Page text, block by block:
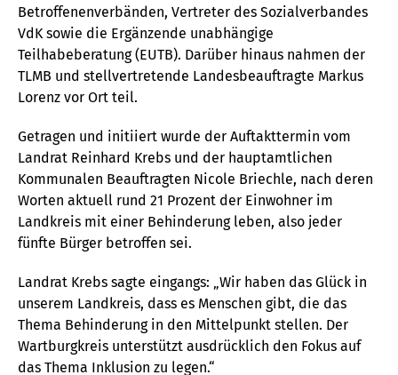
Betroffenenverbänden, Vertreter des Sozialverbandes
VdK sowie die Ergänzende unabhängige
Teilhabeberatung (EUTB). Darüber hinaus nahmen der
TLMB und stellvertretende Landesbeauftragte Markus
Lorenz vor Ort teil.
Getragen und initiiert wurde der Auftakttermin vom
Landrat Reinhard Krebs und der hauptamtlichen
Kommunalen Beauftragten Nicole Briechle, nach deren
Worten aktuell rund 21 Prozent der Einwohner im
Landkreis mit einer Behinderung leben, also jeder
fünfte Bürger betroffen sei.
Landrat Krebs sagte eingangs: „Wir haben das Glück in
unserem Landkreis, dass es Menschen gibt, die das
Thema Behinderung in den Mittelpunkt stellen. Der
Wartburgkreis unterstützt ausdrücklich den Fokus auf
das Thema Inklusion zu legen.“